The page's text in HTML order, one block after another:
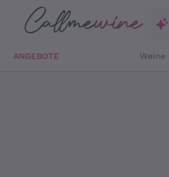
Zum Hauptinhalt springen
ANGEBOTE Weine